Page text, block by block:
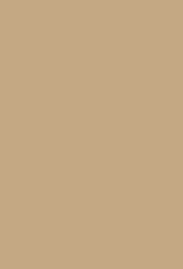
:
les effets sur
producteur.
n’est pas
Ce qui
et les
qu’elle
molécules,